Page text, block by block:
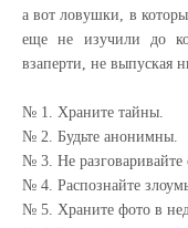
а вот ловушки, в
еще не изучили до
взаперти, не выпуская
№ 1. Храните тайны.
№ 2. Будьте анонимны.
№ 3. Не разговаривайте
№ 4. Распознайте
№ 5. Храните фото в